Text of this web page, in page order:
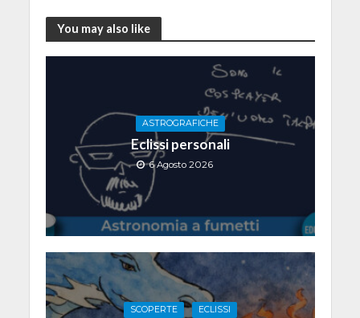
You may also like
ASTROGRAFICHE
Eclissi personali
6 Agosto 2026
SCOPERTE ECLISSI